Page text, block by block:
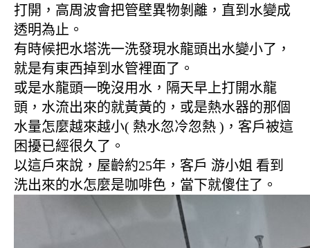
打開，高周波會把管壁異物剝離，直到水變成
透明為止。
有時候把水塔洗一洗發現水龍頭出水變小了，
就是有東西掉到水管裡面了。
或是水龍頭一晚沒用水，隔天早上打開水龍
頭，水流出來的就黃黃的，或是熱水器的那個
水量怎麼越來越小( 熱水忽冷忽熱 )，客戶被這
困擾已經很久了。
以這戶來說，屋齡約25年，客戶 游小姐 看到
洗出來的水怎麼是咖啡色，當下就傻住了。